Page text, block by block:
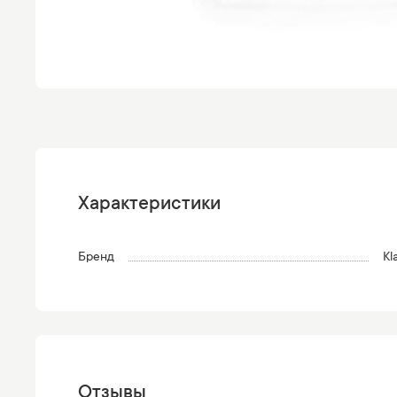
Характеристики
Бренд